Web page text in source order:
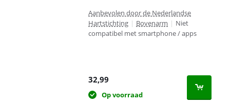
Aanbevolen door de Nederlandse
Hartstichting | Bovenarm | Niet
compatibel met smartphone / apps
32,99
Op voorraad